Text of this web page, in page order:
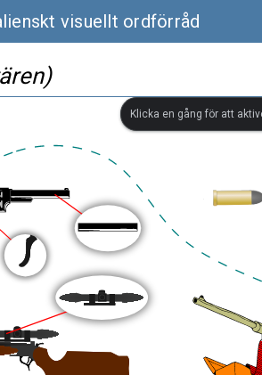
visuellt ordförråd
Klicka en gång för att